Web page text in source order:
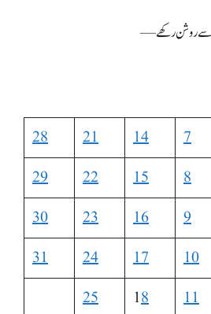
28 21 14 7
29
22 15 8
30
23 16 9
31
24 17 10
25
18 11